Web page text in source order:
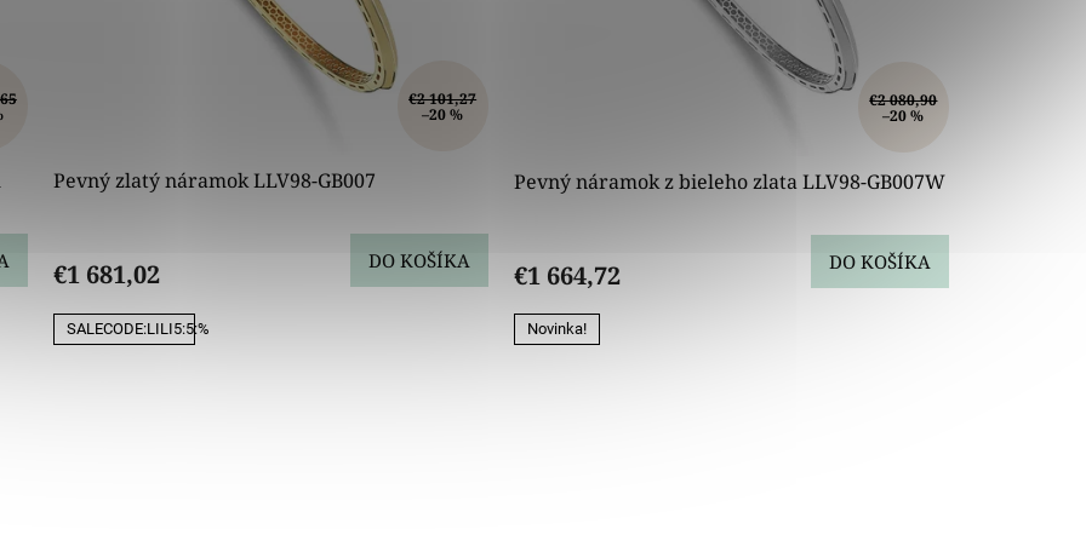
€2 101,27
–20 %
Pevný zlatý náramok LLV98-GB007
€1 681,02 DO KOŠÍKA
€2 080,90
–20 %
Pevný náramok z bieleho zlata LLV98-GB007W
€1 664,72 DO KOŠÍKA
SALECODE:LILI5:5:% Novinka!